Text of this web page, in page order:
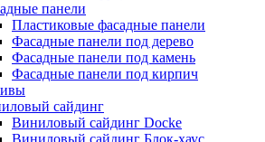
панели
Пластиковые фасадные панели
Фасадные панели под дерево
Фасадные панели под камень
Фасадные панели под кирпич
сайдинг
Виниловый сайдинг Docke
Виниловый сайдинг Блок-хаус